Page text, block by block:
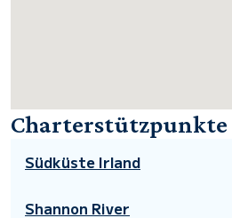
Südküste Irland
Shannon River